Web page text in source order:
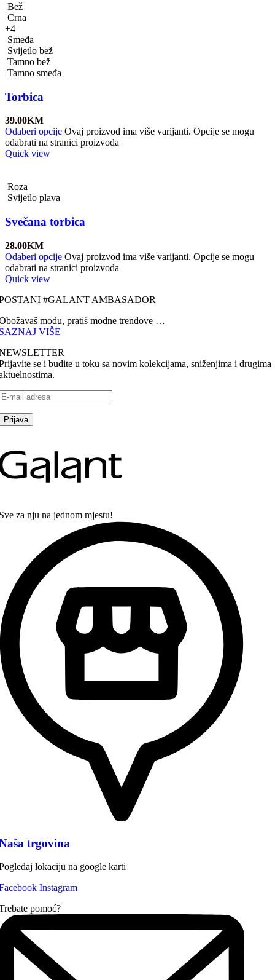
Bež
Crna
+4
Smeđa
Svijetlo bež
Tamno bež
Tamno smeđa
Torbica
39.00KM
Odaberi opcije Ovaj proizvod ima više varijanti. Opcije se mogu
odabrati na stranici proizvoda
Quick view
Roza
Svijetlo plava
Svečana torbica
28.00KM
Odaberi opcije Ovaj proizvod ima više varijanti. Opcije se mogu
odabrati na stranici proizvoda
Quick view
#GALANT AMBASADOR
modu, pratiš modne trendove …
VIŠE
se i budite u toku sa novim kolekcijama, sniženjima i drugima
za nju na jednom mjestu!
trgovina
lokaciju na google karti
Instagram
pomoć?